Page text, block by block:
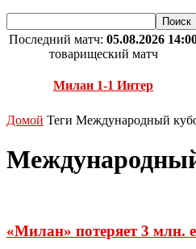
Последний матч: 05.08.2026
товарищеский матч
Милан 1-1 Интер
Домой Теги Международный
«Милан» потеряет 3 млн.